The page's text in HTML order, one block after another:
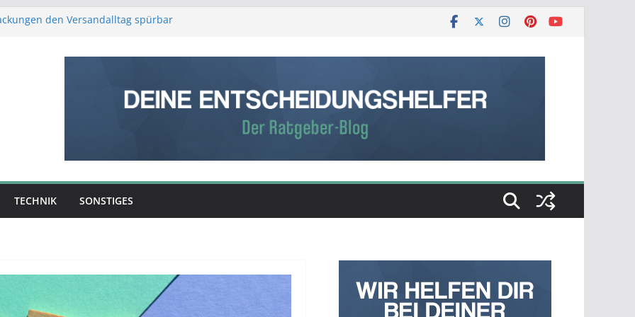
den Versandalltag spürbar
So entsteht aus Rohmaterial
Erfolg entscheidet – was Sie über
wissen sollten
TECHNIK SONSTIGES